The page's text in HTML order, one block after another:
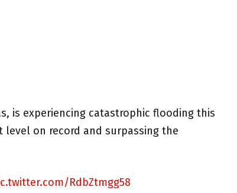
is experiencing catastrophic flooding this
level on record and surpassing the
RdbZtmgg58